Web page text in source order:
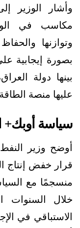
وأشار الوزير
مكاسب في
وتوازنها
بصورة إيجابية
بينها دولة
عليها منصة
سياسة أوبك+
أوضح وزير
قرار خفض إنتاج
منسجمًا مع
خلال السنوات
الاستباقي في